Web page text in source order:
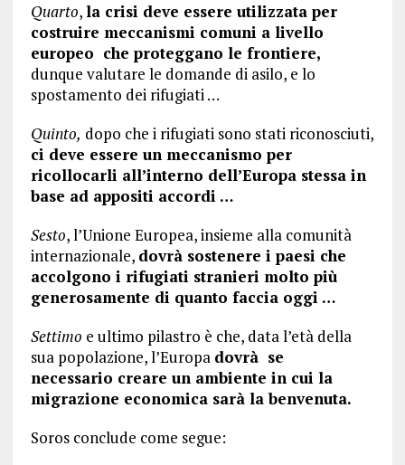
Quarto,la crisi deve essere utilizzata per
costruire meccanismi comuni a livello
europeo che proteggano le frontiere,
dunque valutare le domande di asilo, e lo
spostamento dei rifugiati …
Quinto, dopo che i rifugiati sono stati riconosciuti,
ci deve essere un meccanismo per
ricollocarli all’interno dell’Europa stessa in
base ad appositi accordi …
Sesto, l’Unione Europea, insieme alla comunità
internazionale, dovrà sostenere i paesi che
accolgono i rifugiati stranieri molto più
generosamente di quanto faccia oggi …
Settimo e ultimo pilastro è che, data l’età della
sua popolazione, l’Europa dovrà se
necessario creare un ambiente in cui la
migrazione economica sarà la benvenuta.
Soros conclude come segue: